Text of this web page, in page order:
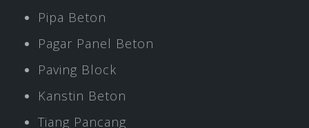
Pipa Beton
Pagar Panel Beton
Paving Block
Kanstin Beton
Tiang Pancang